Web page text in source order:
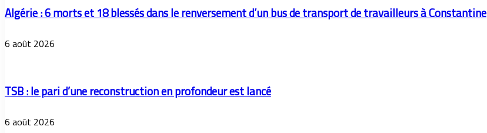
Algérie : 6 morts et 18 blessés dans le renversement d’un bus de transport de travailleurs à Constantine
6 août 2026
TSB : le pari d’une reconstruction en profondeur est lancé
6 août 2026